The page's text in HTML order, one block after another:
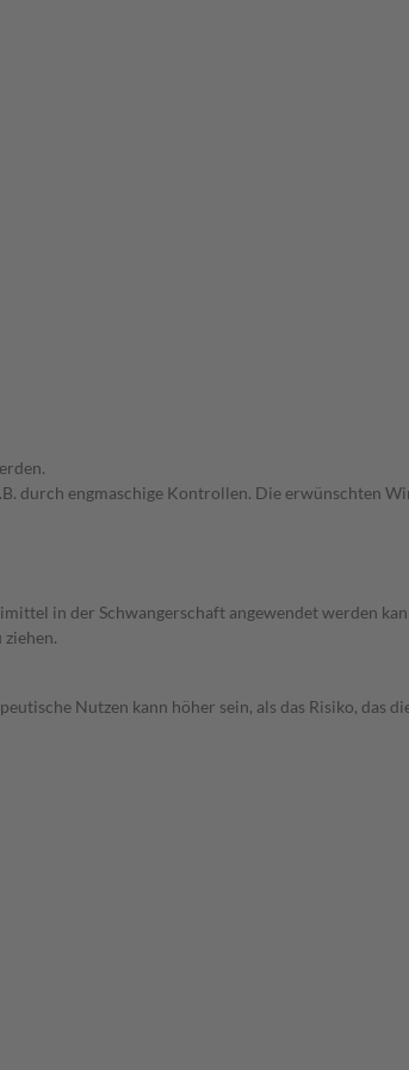
durch engmaschige Kontrollen. Die erwünschten
in der Schwangerschaft angewendet werden
Nutzen kann höher sein, als das Risiko, das